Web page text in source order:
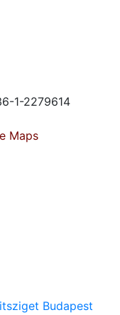
1-2279614
Maps
Budapest